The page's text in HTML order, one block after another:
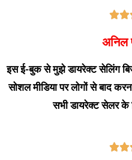

अनिल
इस ई-बुक से मुझे डायरेक्ट सेलिंग
सोशल मीडिया पर लोगों से बाद
सभी डायरेक्ट सेलर के
